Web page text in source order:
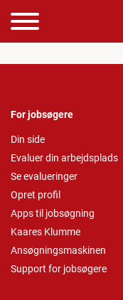
For jobsøgere
Din side
Evaluer din arbejdsplads
Se evalueringer
Opret profil
Apps til jobsøgning
Kaares Klumme
Ansøgningsmaskinen
Support for jobsøgere